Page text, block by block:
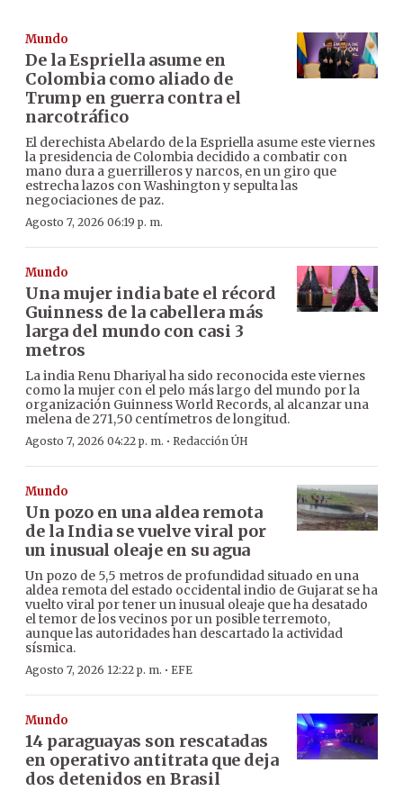
Mundo
De la Espriella asume en
Colombia como aliado de
Trump en guerra contra el
narcotráfico
El derechista Abelardo de la Espriella asume este viernes
la presidencia de Colombia decidido a combatir con
mano dura a guerrilleros y narcos, en un giro que
estrecha lazos con Washington y sepulta las
negociaciones de paz.
Agosto 7, 2026 06:19 p. m.
Mundo
Una mujer india bate el récord
Guinness de la cabellera más
larga del mundo con casi 3
metros
La india Renu Dhariyal ha sido reconocida este viernes
como la mujer con el pelo más largo del mundo por la
organización Guinness World Records, al alcanzar una
melena de 271,50 centímetros de longitud.
Agosto 7, 2026 04:22 p. m. · Redacción ÚH
Mundo
Un pozo en una aldea remota
de la India se vuelve viral por
un inusual oleaje en su agua
Un pozo de 5,5 metros de profundidad situado en una
aldea remota del estado occidental indio de Gujarat se ha
vuelto viral por tener un inusual oleaje que ha desatado
el temor de los vecinos por un posible terremoto,
aunque las autoridades han descartado la actividad
sísmica.
Agosto 7, 2026 12:22 p. m. · EFE
Mundo
14 paraguayas son rescatadas
en operativo antitrata que deja
dos detenidos en Brasil